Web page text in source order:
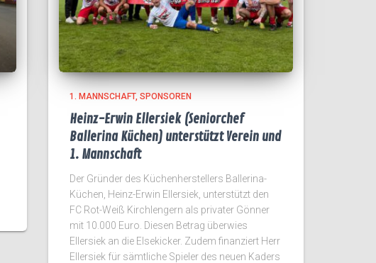
1. MANNSCHAFT SPONSOREN
Heinz-Erwin Ellersiek (Seniorchef
Ballerina Küchen) unterstützt Verein und
1. Mannschaft
Der Gründer des Küchenherstellers Ballerina-
Küchen, Heinz-Erwin Ellersiek, unterstützt den
FC Rot-Weiß Kirchlengern als privater Gönner
mit 10.000 Euro. Diesen Betrag überwies
Ellersiek an die Elsekicker. Zudem finanziert Herr
Ellersiek für sämtliche Spieler des neuen Kaders